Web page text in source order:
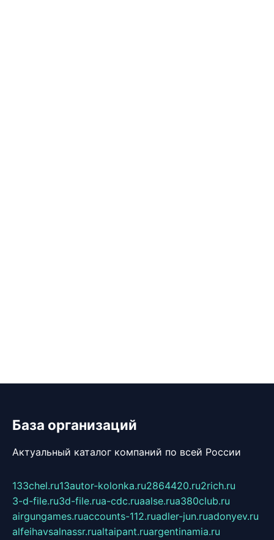
База организаций
Актуальный каталог компаний по всей России
133chel.ru13autor-kolonka.ru2864420.ru2rich.ru
3-d-file.ru3d-file.rua-cdc.ruaalse.rua380club.ru
airgungames.ruaccounts-112.ruadler-jun.ruadonyev.ru
alfeihavsalnassr.rualtaipant.ruargentinamia.ru